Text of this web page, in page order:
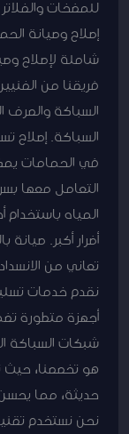
للمضخات
إصلاح وصيانة
شاملة لإصلاح
فريقنا من
السباكة
السباكة. إصلاح
في الحمامات
التعامل معها
المياه
أضرار أكبر.
تعاني من
نقدم خدمات
أجهزة متطورة
شبكات السباكة
هو تخصصنا، حيث
حديثة، مما
نحن نستخدم